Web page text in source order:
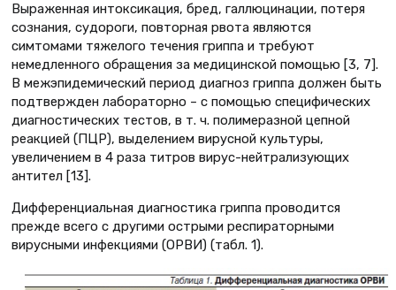
Выраженная интоксикация, бред, галлюцинации, потеря
сознания, судороги, повторная рвота являются
симтомами тяжелого течения гриппа и требуют
немедленного обращения за медицинской помощью [3, 7].
В межэпидемический период диагноз гриппа должен быть
подтвержден лабораторно – с помощью специфических
диагностических тестов, в т. ч. полимеразной цепной
реакцией (ПЦР), выделением вирусной культуры,
увеличением в 4 раза титров вирус-нейтрализующих
антител [13].
Дифференциальная диагностика гриппа проводится
прежде всего с другими острыми респираторными
вирусными инфекциями (ОРВИ) (табл. 1).